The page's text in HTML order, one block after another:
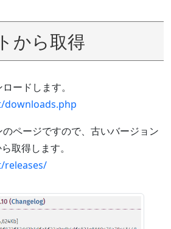
から取得
ードします。
ページですので、古いバージョン
取得します。
releases/